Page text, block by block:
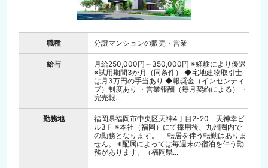
職種 分譲マンションの販売・営業
給与
月給250,000円～350,000円 ※経験により優遇
※試用期間3か月（同条件） ◆宅地建物取引士
は月3万円の手当あり ◆報奨金（インセンティ
ブ）制度あり ・営業報酬（毎月契約による） ・
完売報...
勤務地
福岡県福岡市中央区天神4丁目2-20 天神幸ビ
ル3Ｆ ※本社（福岡）にて採用後、九州圏内で
の勤務となります。 転居を伴う転勤はありま
せん。 ※配属によっては毎週末の宿泊を伴う勤
務があります。（福岡県...